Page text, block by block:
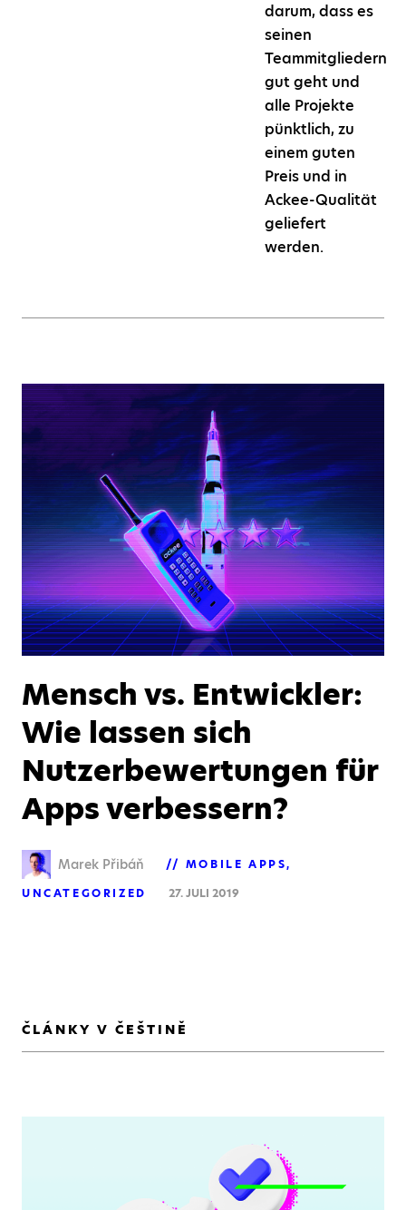
darum, dass es
seinen
Teammitgliedern
gut geht und
alle Projekte
pünktlich, zu
einem guten
Preis und in
Ackee-Qualität
geliefert
werden.
Mensch vs. Entwickler:
Wie lassen sich
Nutzerbewertungen für
Apps verbessern?
Marek Přibáň
MOBILE APPS
UNCATEGORIZED
27. JULI 2019
ČLÁNKY V ČEŠTINĚ